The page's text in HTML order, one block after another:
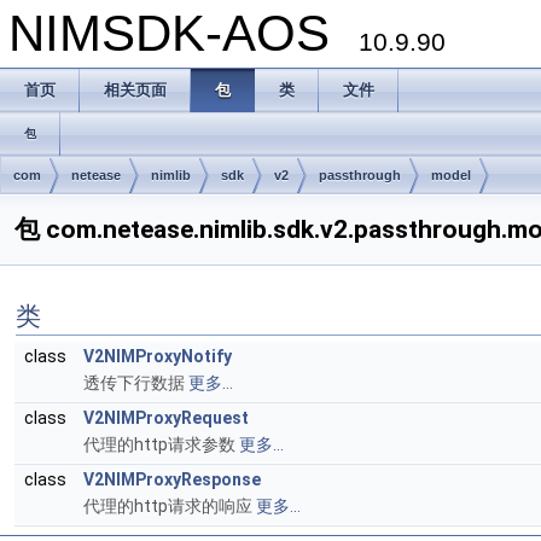
NIMSDK-AOS 10.9.90
首页 相关页面 包 类 文件
包
com netease nimlib sdk v2 passthrough model
包
类
class
V2NIMProxyNotify
透传下行数据更多...
class
V2NIMProxyRequest
代理的http请求参数 更多...
class
V2NIMProxyResponse
代理的http请求的响应 更多...